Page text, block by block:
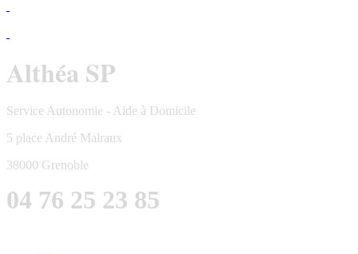
Althéa SP
Service Autonomie - Aide à Domicile
5 place André Malraux
38000 Grenoble
04 76 25 23 85